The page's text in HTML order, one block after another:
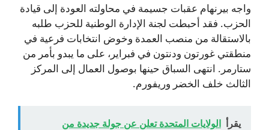
واجه بيرنهام عقبات جسيمة في محاولته العودة إلى قيادة
الحزب. فقد أحبطت لجنة الإدارة الوطنية للحزب طلبه
بالاستقالة من منصب العمدة وخوض انتخابات فرعية في
منطقتي غورتون ودنتون في فبراير، على ما يبدو بأمر من
ستارمر. انتهى السباق حينها بوصول العمال إلى المركز
الثالث خلف الخضر وريفورم.
يقرأ الولايات المتحدة تعلن عن جولة جديدة من